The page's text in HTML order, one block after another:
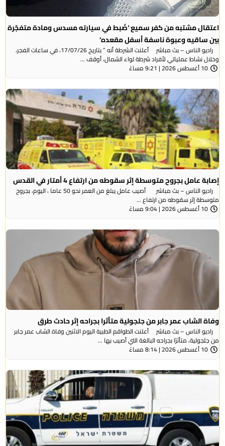
اعتقال مشتبه من كفر سميع ‘ضُبط في سيارته مسدس ومادة متفجّرة
بين ساقيه وعبوة ناسفة أسفل مقعده‘
راديو الناس – بث مباشر أعلنت الشرطة أنه ” بتاريخ 17/07/26، في ساعات الفجر،
وخلال نشاط عملياتي لأفراد شرطة لواء الشمال، أوقف ...
10 أغسطس 2026 | 9:21 مساءً
إصابة عامل بجروح متوسطة إثر سقوطه من ارتفاع 4 أمتار في القدس
راديو الناس – بث مباشر أصيب عامل يبلغ من العمر نحو 50 عاما ، اليوم، بجروح
متوسطة إثر سقوطه من ارتفاع ...
10 أغسطس 2026 | 9:04 مساءً
وفاة الشاب عمر جابر من جلجولية متأثرا بجراحه إثر حادث طرق
راديو الناس – بث مباشر أعلنت الطواقم الطبية اليوم الاثنين وفاة الشاب عمر جابر
من جلجولية، متأثرًا بجراحه البالغة التي أصيب بها ...
10 أغسطس 2026 | 8:14 مساءً